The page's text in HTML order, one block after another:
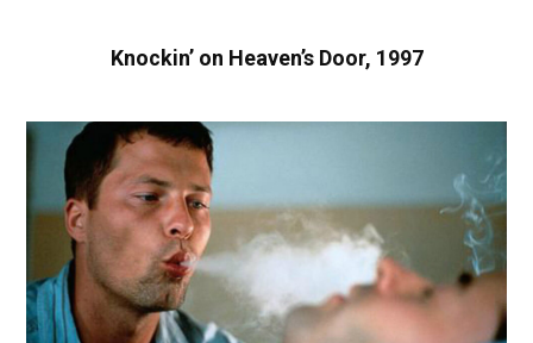
Knockin’ on Heaven’s Door, 1997